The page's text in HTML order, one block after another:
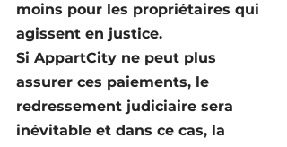
moins pour les propriétaires qui
agissent en justice.
Si AppartCity ne peut plus
assurer ces paiements, le
redressement judiciaire sera
inévitable et dans ce cas, la